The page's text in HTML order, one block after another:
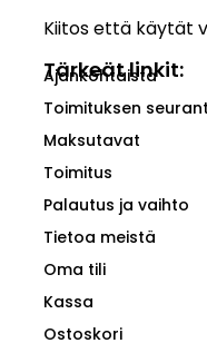
Kiitos että käytät
Tärkeät linkit:
Ajankohtaista
Toimituksen
Maksutavat
Toimitus
Palautus ja vaihto
Tietoa meistä
Oma tili
Kassa
Ostoskori